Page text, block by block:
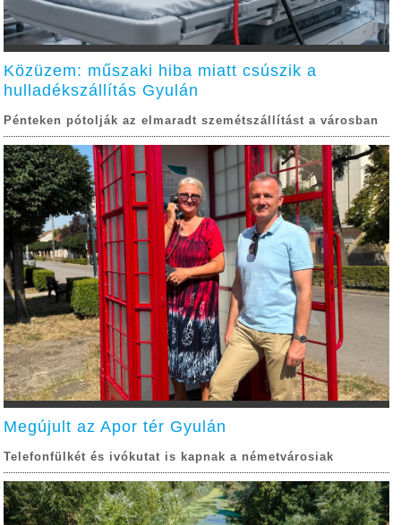
Közüzem: műszaki hiba miatt csúszik a
hulladékszállítás Gyulán
Pénteken pótolják az elmaradt szemétszállítást a városban
Megújult az Apor tér Gyulán
Telefonfülkét és ivókutat is kapnak a németvárosiak